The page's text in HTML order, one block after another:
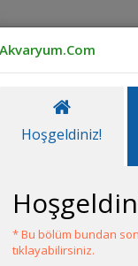
40 Litre Endler Ve
Akvaryum.Com
Hoşgeldiniz!
* Bu bölüm bundan
tıklayabilirsiniz.